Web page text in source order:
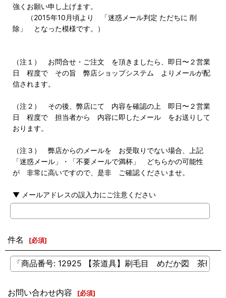
強くお願い申し上げます。
（2015年10月頃より 「迷惑メール判定 ただちに 削
除」 となった模様です。）
（注１） お問合せ・ご注文 を頂きましたら、即日〜２営業
日 程度で その旨 弊店ショップシステム よりメールが配
信されます。
（注２） その後、弊店にて 内容を確認の上 即日〜２営業
日 程度で 担当者から 内容に即したメール をお送りして
おります。
（注３） 弊店からのメールを お受取りでない場合、上記
「迷惑メール」・「不要メールで満杯」 どちらかの可能性
が 非常に高いですので、是非 ご確認くださいませ。
▼ メールアドレスの誤入力にご注意ください
件名 [必須]
お問い合わせ内容 [必須]